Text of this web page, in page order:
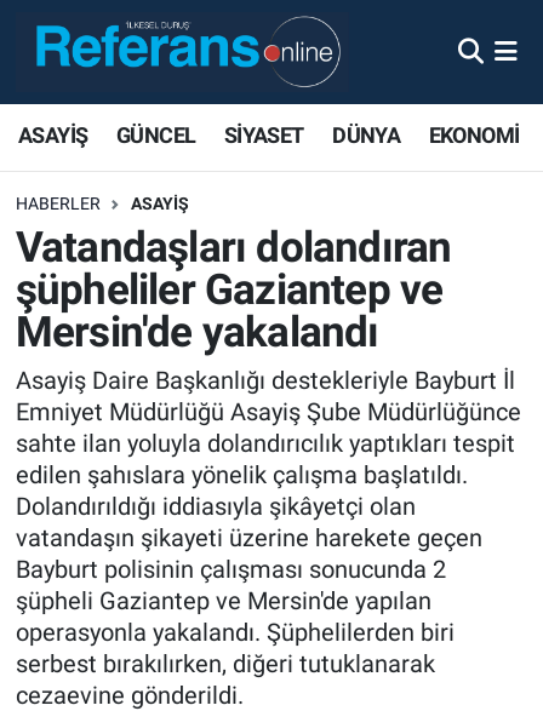
ASAYİŞ GÜNCEL SİYASET DÜNYA EKONOMİ
HABERLER ASAYİŞ
Vatandaşları dolandıran
şüpheliler Gaziantep ve
Mersin'de yakalandı
Asayiş Daire Başkanlığı destekleriyle Bayburt İl
Emniyet Müdürlüğü Asayiş Şube Müdürlüğünce
sahte ilan yoluyla dolandırıcılık yaptıkları tespit
edilen şahıslara yönelik çalışma başlatıldı.
Dolandırıldığı iddiasıyla şikâyetçi olan
vatandaşın şikayeti üzerine harekete geçen
Bayburt polisinin çalışması sonucunda 2
şüpheli Gaziantep ve Mersin'de yapılan
operasyonla yakalandı. Şüphelilerden biri
serbest bırakılırken, diğeri tutuklanarak
cezaevine gönderildi.